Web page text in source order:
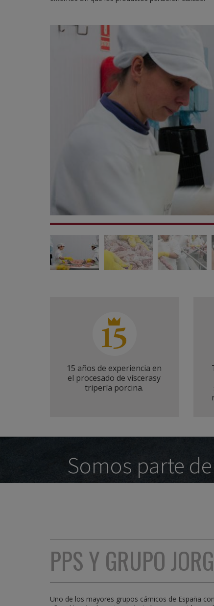
15 años de experiencia en
el procesado de víscerasy
tripería porcina.
Somos parte
PPS Y GRUPO
Uno de los mayores grupos cárnicos de España